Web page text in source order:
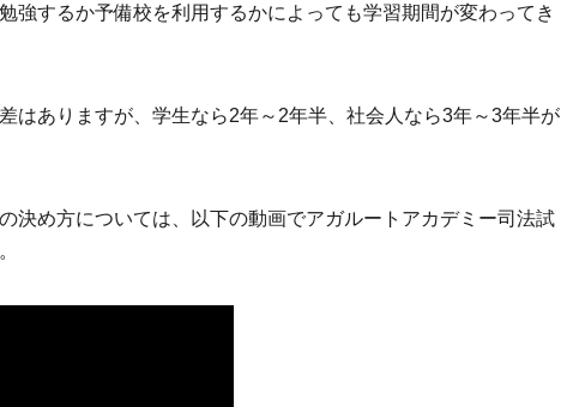
強するか予備校を利用するかによっても学習期間が変わってき
はありますが、学生なら2年～2年半、社会人なら3年～3年半が
決め方については、以下の動画でアガルートアカデミー司法試